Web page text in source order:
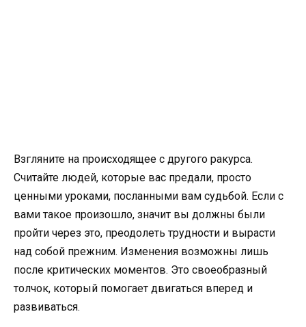
Взгляните на происходящее с другого ракурса.
Считайте людей, которые вас предали, просто
ценными уроками, посланными вам судьбой. Если с
вами такое произошло, значит вы должны были
пройти через это, преодолеть трудности и вырасти
над собой прежним. Изменения возможны лишь
после критических моментов. Это своеобразный
толчок, который помогает двигаться вперед и
развиваться.